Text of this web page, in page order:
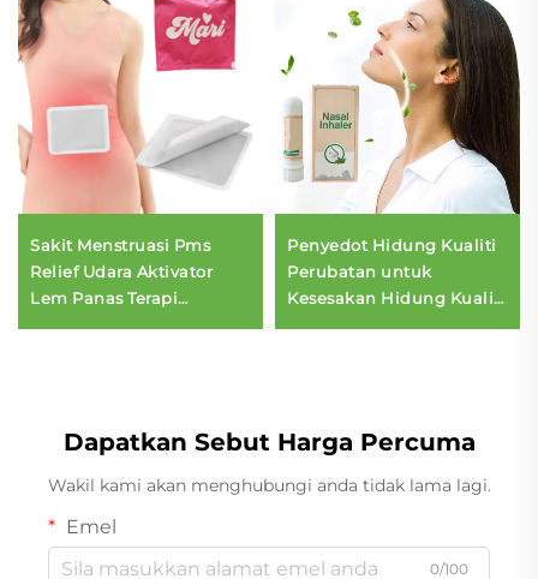
Sakit Menstruasi Pms
Relief Udara Aktivator
Lem Panas Terapi
Penyedot Hidung Kualiti
Perubatan untuk
Kesesakan Hidung Kualiti
Dapatkan Sebut Harga Percuma
Wakil kami akan menghubungi anda tidak lama lagi.
Emel
0/100